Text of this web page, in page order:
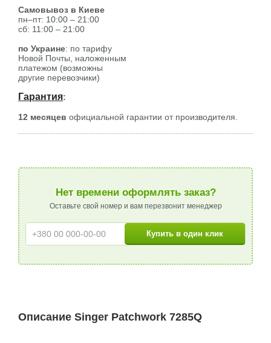
Самовывоз в Киеве
пн–пт: 10:00 – 21:00
сб: 11:00 – 21:00
по Украине: по тарифу
Новой Почты, наложенным
платежом (возможны
другие перевозчики)
Гарантия:
12 месяцев официальной гарантии от производителя.
Нет времени оформлять заказ?
Оставьте свой номер и вам перезвонит менеджер
Описание Singer Patchwork 7285Q